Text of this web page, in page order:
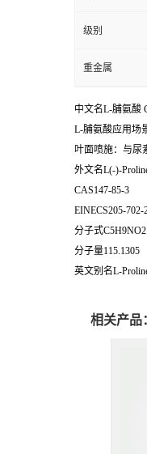
级别
重金属
中文名L-脯氨酸
L-脯氨酸应用场
叶面喷施：与尿
外文名L(-)-
CAS147-85-3
EINECS205-702-
分子式C5H9NO2
分子量115.1305
英文别名L-
相关产品